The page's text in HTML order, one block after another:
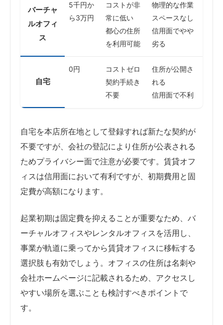
バーチャ
ルオフィ
ス
5千円か
ら3万円
コストが非
常に低い
都心の住所
を利用可能
物理的な作業
スペースなし
信用面でやや
劣る
自宅
0円
コストゼロ
契約手続き
不要
住所が公開さ
れる
信用面で不利
自宅を本店所在地として登録すれば新たな契約が
不要ですが、会社の登記により住所が公表される
ためプライバシー面で注意が必要です。賃貸オフ
ィスは信用面において有利ですが、初期費用と固
定費が高額になります。
起業初期は固定費を抑えることが重要なため、バ
ーチャルオフィスやレンタルオフィスを活用し、
事業が軌道に乗ってから賃貸オフィスに移転する
選択肢も有効でしょう。オフィスの住所は名刺や
会社ホームページに記載されるため、アクセスし
やすい場所を選ぶことも検討すべきポイントで
す。